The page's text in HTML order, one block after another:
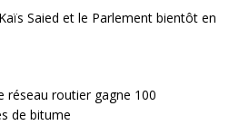
Saied et le Parlement bientôt en
réseau routier gagne 100
de bitume